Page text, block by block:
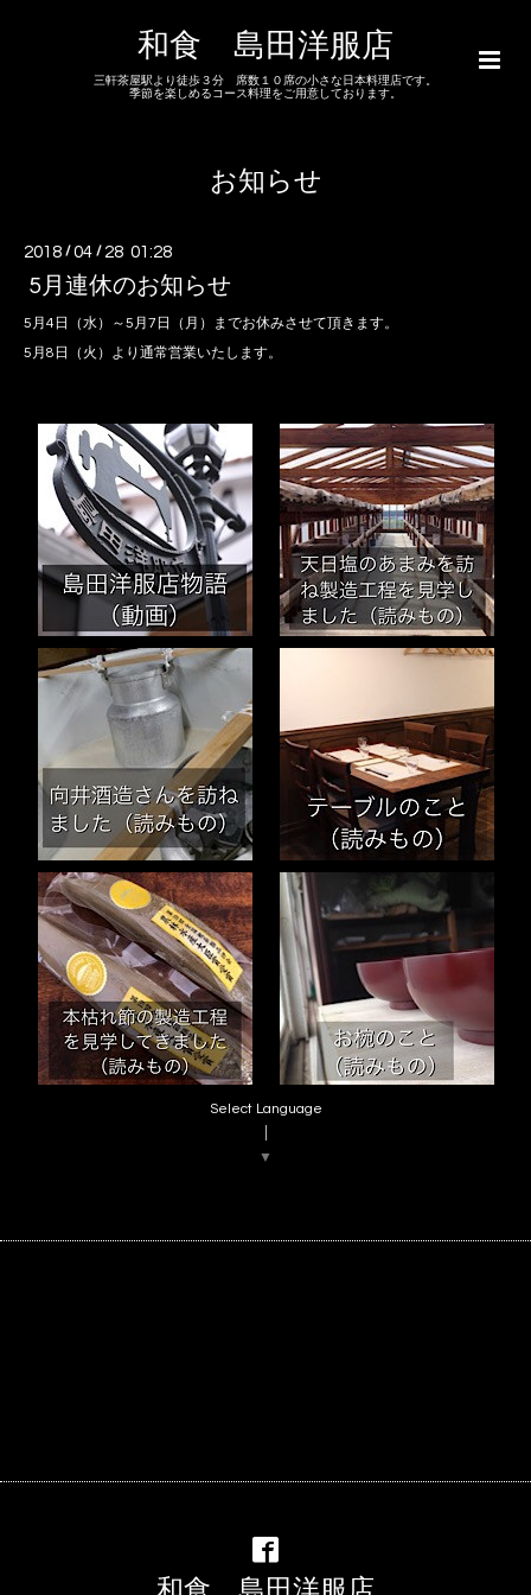
和食 島田洋服店
三軒茶屋駅より徒歩３分 席数１０席の小さな日本料理店です。
季節を楽しめるコース料理をご用意しております。
お知らせ
2018 /04 / 28 01:28
5月連休のお知らせ
5月4日（水）～5月7日（月）までお休みさせて頂きます。
5月8日（火）より通常営業いたします。
Select Language
▼